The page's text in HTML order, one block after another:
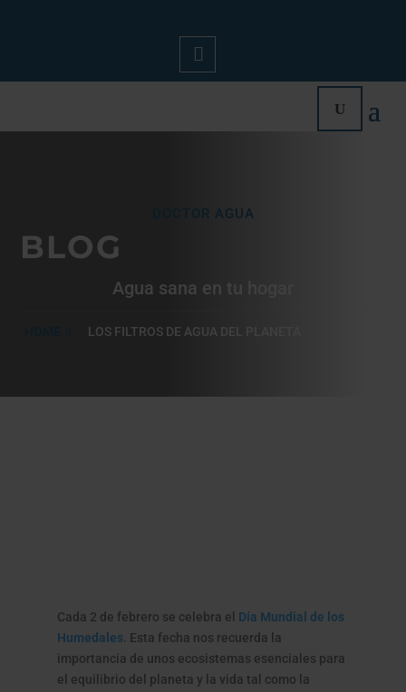
Cue
DOCTOR AGUA
BLOG
Agua sana en tu hogar
LOS FILTROS DE AGUA DEL PLANETA
Cada 2 de febrero se celebra el Día Mundial de los
Humedales. Esta fecha nos recuerda la
importancia de unos ecosistemas esenciales para
el equilibrio del planeta y la vida tal como la